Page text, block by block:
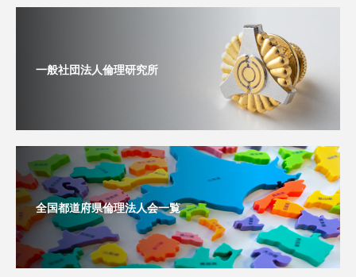
一般社団法人倫理研究所
全国都道府県倫理法人会一覧